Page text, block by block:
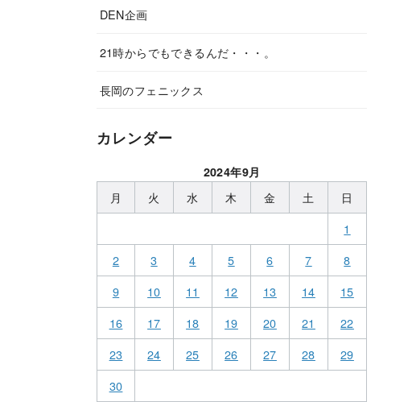
DEN企画
21時からでもできるんだ・・・。
長岡のフェニックス
カレンダー
2024年9月
月 火 水 木 金 土
日
1
2
3 4 5 6 7
8
9
10 11 12 13 14
15
16
17 18 19 20 21
22
23
24 25 26 27 28
29
30